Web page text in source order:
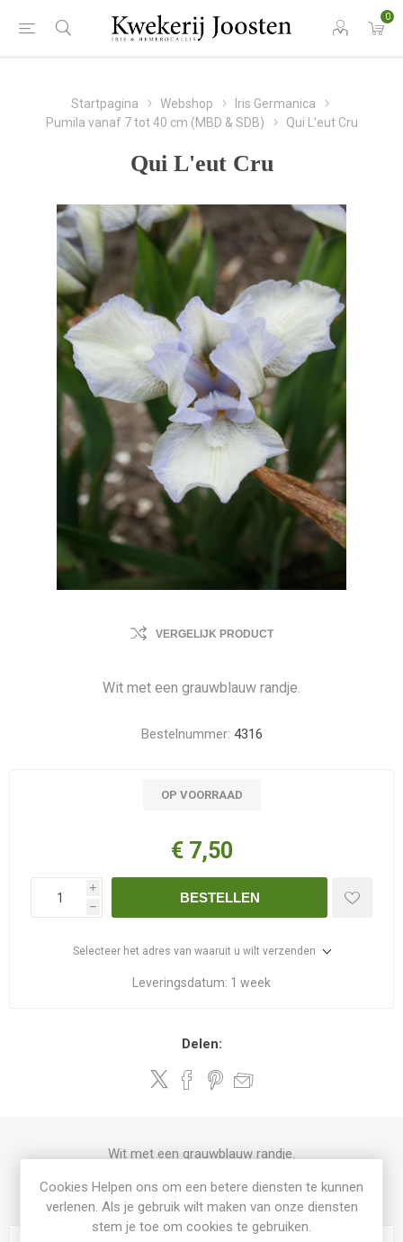
0
Startpagina Webshop
Iris Germanica
Pumila vanaf 7 tot 40 cm (MBD & SDB)
Qui L'eut Cru
Qui L'eut Cru
VERGELIJK PRODUCT
Wit met een grauwblauw randje.
Bestelnummer: 4316
OP VOORRAAD
€ 7,50
i
h
BESTELLEN
Selecteer het adres van waaruit u wilt verzenden
Leveringsdatum: 1 week
Delen:
Wit met een grauwblauw randje.
PRODUCT SPECIFICATIES
Cookies Helpen ons om een betere diensten te kunnen
verlenen. Als je gebruik wilt maken van onze diensten
stem je toe om cookies te gebruiken.